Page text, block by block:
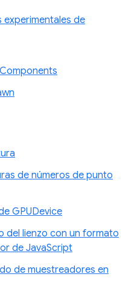
experimentales de
de números de punto
GPUDevice
del lienzo con un formato
de JavaScript
de muestreadores en